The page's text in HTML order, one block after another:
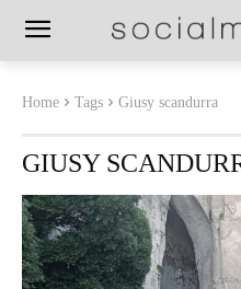
Home Tags Giusy scandurra
GIUSY